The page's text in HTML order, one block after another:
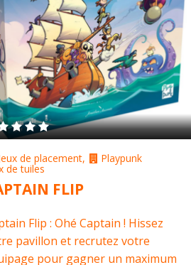
de placement,
de tuiles
Playpunk
FLIP
Flip : Ohé Captain ! Hissez
pavillon et recrutez votre
pour gagner un maximum